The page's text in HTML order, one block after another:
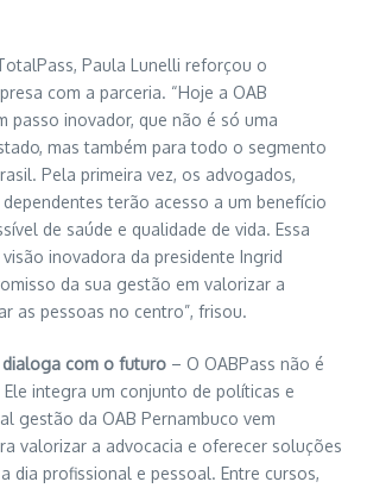
Paula Lunelli reforçou o
com a parceria. “Hoje a OAB
passo inovador, que não é só uma
mas também para todo o segmento
Pela primeira vez, os advogados,
terão acesso a um benefício
de saúde e qualidade de vida. Essa
inovadora da presidente Ingrid
da sua gestão em valorizar a
as pessoas no centro”, frisou.
com o futuro – O OABPass não é
integra um conjunto de políticas e
gestão da OAB Pernambuco vem
valorizar a advocacia e oferecer soluções
dia profissional e pessoal. Entre cursos,